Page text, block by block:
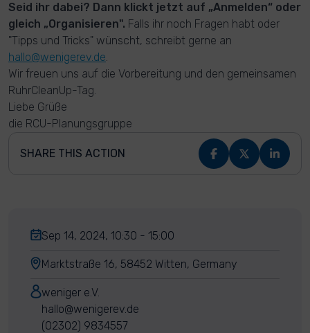
Seid ihr dabei? Dann klickt jetzt auf „Anmelden“ oder
gleich „Organisieren". Falls ihr noch Fragen habt oder
"Tipps und Tricks" wünscht, schreibt gerne an
hallo@wenigerev.de.
Wir freuen uns auf die Vorbereitung und den gemeinsamen
RuhrCleanUp-Tag.
Liebe Grüße
die RCU-Planungsgruppe
SHARE THIS ACTION
Sep 14, 2024, 10:30 - 15:00
Marktstraße 16, 58452 Witten, Germany
weniger e.V.
hallo@wenigerev.de
(02302) 9834557